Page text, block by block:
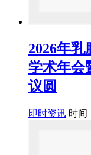
2026年
学术年会
议圆
即时资讯 时间